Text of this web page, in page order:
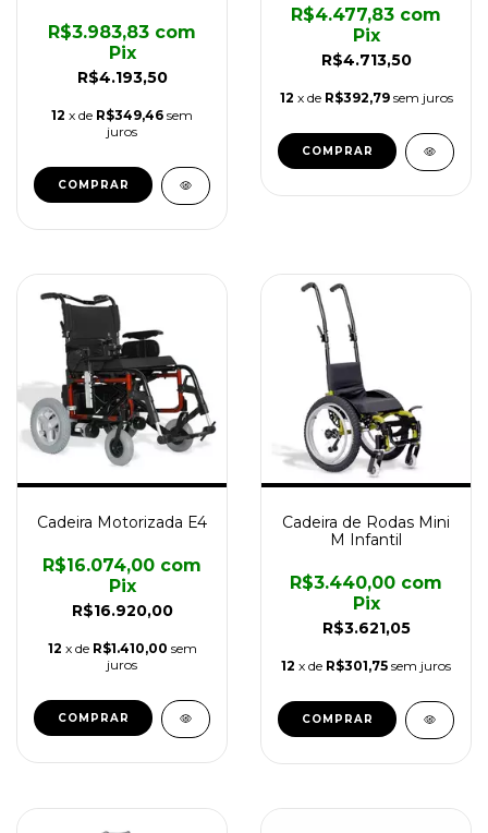
R$4.193,50
R$3.983,83 com
Pix
12 x de R$349,46 sem
juros
COMPRAR
R$4.713,50
R$4.477,83 com
Pix
12 x de R$392,79 sem juros
COMPRAR
Cadeira Motorizada E4
R$16.920,00
R$16.074,00 com
Pix
12 x de R$1.410,00 sem
juros
COMPRAR
Cadeira de Rodas Mini
M Infantil
R$3.621,05
R$3.440,00 com
Pix
12 x de R$301,75 sem juros
COMPRAR